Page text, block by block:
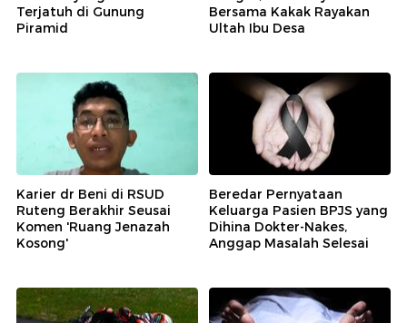
Terjatuh di Gunung
Piramid
Bersama Kakak Rayakan
Ultah Ibu Desa
Karier dr Beni di RSUD
Ruteng Berakhir Seusai
Komen 'Ruang Jenazah
Kosong'
Beredar Pernyataan
Keluarga Pasien BPJS yang
Dihina Dokter-Nakes,
Anggap Masalah Selesai